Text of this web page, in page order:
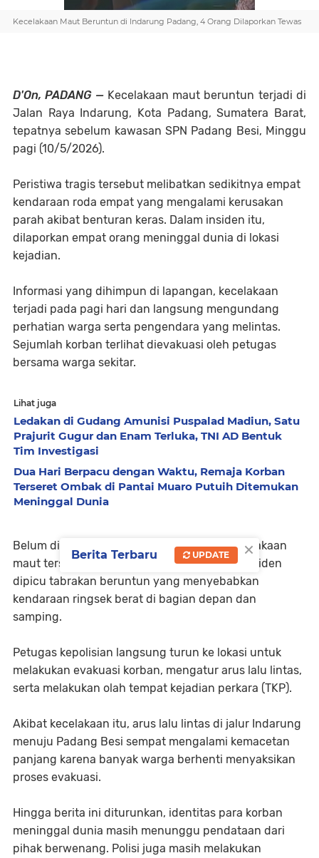
Kecelakaan Maut Beruntun di Indarung Padang, 4 Orang Dilaporkan Tewas
D'On, PADANG —Kecelakaan maut beruntun terjadi di
Jalan Raya Indarung, Kota Padang, Sumatera Barat,
tepatnya sebelum kawasan SPN Padang Besi, Minggu
pagi (10/5/2026).
Peristiwa tragis tersebut melibatkan sedikitnya empat
kendaraan roda empat yang mengalami kerusakan
parah akibat benturan keras. Dalam insiden itu,
dilaporkan empat orang meninggal dunia di lokasi
kejadian.
Informasi yang dihimpun di lapangan, kecelakaan
terjadi pada pagi hari dan langsung mengundang
perhatian warga serta pengendara yang melintas.
Sejumlah korban terlihat dievakuasi oleh petugas
bersama warga sekitar.
Lihat juga
Ledakan di Gudang Amunisi Puspalad Madiun, Satu
Prajurit Gugur dan Enam Terluka, TNI AD Bentuk
Tim Investigasi
Dua Hari Berpacu dengan Waktu, Remaja Korban
Terseret Ombak di Pantai Muaro Putuih Ditemukan
Meninggal Dunia
Belum diketahui secara pasti penyebab kecelakaan
maut tersebut. Namun, dugaan sementara insiden
dipicu tabrakan beruntun yang menyebabkan
kendaraan ringsek berat di bagian depan dan
samping.
Petugas kepolisian langsung turun ke lokasi untuk
melakukan evakuasi korban, mengatur arus lalu lintas,
serta melakukan olah tempat kejadian perkara (TKP).
Akibat kecelakaan itu, arus lalu lintas di jalur Indarung
menuju Padang Besi sempat mengalami kemacetan
panjang karena banyak warga berhenti menyaksikan
proses evakuasi.
Hingga berita ini diturunkan, identitas para korban
meninggal dunia masih menunggu pendataan dari
pihak berwenang. Polisi juga masih melakukan
×
Berita Terbaru UPDATE